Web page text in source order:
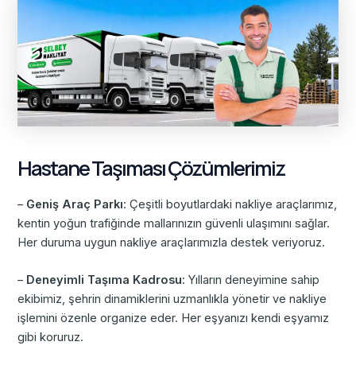
Hastane Taşıması Çözümlerimiz
– Geniş Araç Parkı: Çeşitli boyutlardaki nakliye araçlarımız,
kentin yoğun trafiğinde mallarınızın güvenli ulaşımını sağlar.
Her duruma uygun nakliye araçlarımızla destek veriyoruz.
– Deneyimli Taşıma Kadrosu: Yılların deneyimine sahip
ekibimiz, şehrin dinamiklerini uzmanlıkla yönetir ve nakliye
işlemini özenle organize eder. Her eşyanızı kendi eşyamız
gibi koruruz.